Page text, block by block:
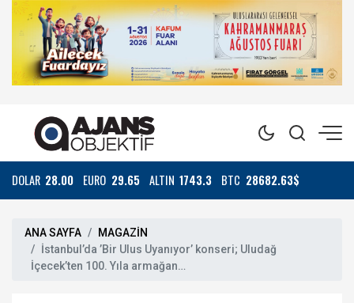
DOLAR 28.00 EURO 29.65 ALTIN 1743.3 BTC 28682.63$
ANA SAYFA
MAGAZİN
İstanbul’da ’Bir Ulus Uyanıyor’ konseri; Uludağ
İçecek’ten 100. Yıla armağan…